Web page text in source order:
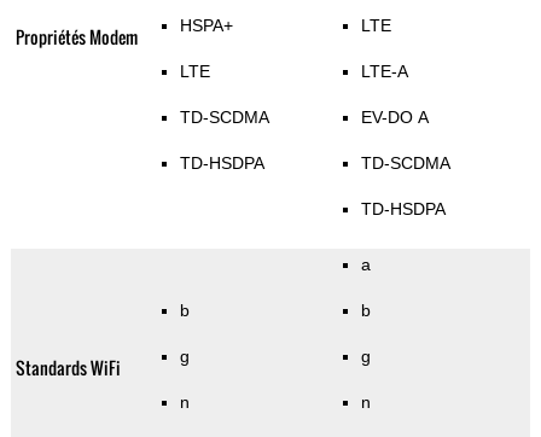
Propriétés Modem HSPA+
LTE
TD-SCDMA
TD-HSDPA
LTE
LTE-A
EV-DO A
TD-SCDMA
TD-HSDPA
Standards WiFi
b
g
n
a
b
g
n